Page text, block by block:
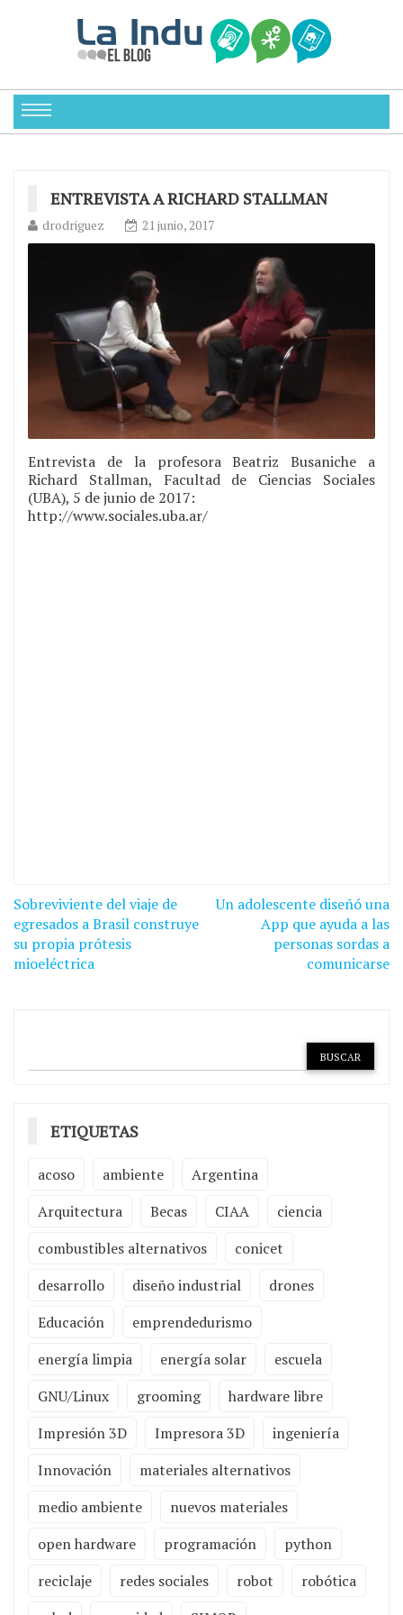
ENTREVISTA A RICHARD STALLMAN
drodriguez 21 junio, 2017
Entrevista de la profesora Beatriz Busaniche a
Richard Stallman, Facultad de Ciencias Sociales
(UBA), 5 de junio de 2017:
http://www.sociales.uba.ar/
Navegación
de
entradas
Sobreviviente del viaje de
egresados a Brasil construye
su propia prótesis
mioeléctrica
Un adolescente diseñó una
App que ayuda a las
personas sordas a
comunicarse
ETIQUETAS
acoso ambiente
Argentina
Arquitectura
Becas CIAA
ciencia
combustibles alternativos
conicet
desarrollo
diseño industrial
drones
Educación
emprendedurismo
energía limpia
energía solar
escuela
GNU/Linux
grooming
hardware libre
Impresión 3D
Impresora 3D
ingeniería
Innovación
materiales alternativos
medio ambiente
nuevos materiales
open hardware
programación
python
reciclaje
redes sociales robot
robótica